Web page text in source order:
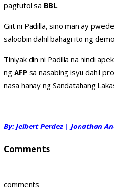
pagtutol sa BBL.
Giit ni Padilla, sino man ay
saloobin dahil bahagi ito ng
Tiniyak din ni Padilla na hindi
ng AFP sa nasabing isyu dahil
nasa hanay ng Sandatahang
By: Jelbert Perdez | Jonathan
Comments
comments